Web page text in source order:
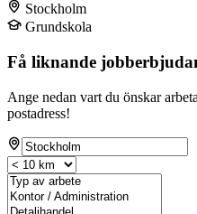
Stockholm
Grundskola
Få liknande
Ange nedan vart du önskar
postadress!